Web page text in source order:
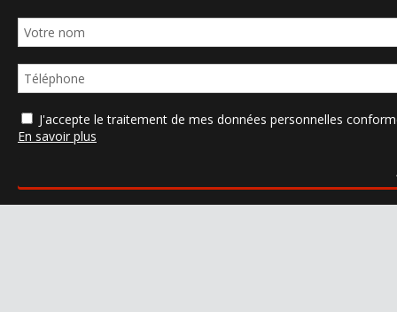
J'accepte le traitement de mes données personnelles
En savoir plus